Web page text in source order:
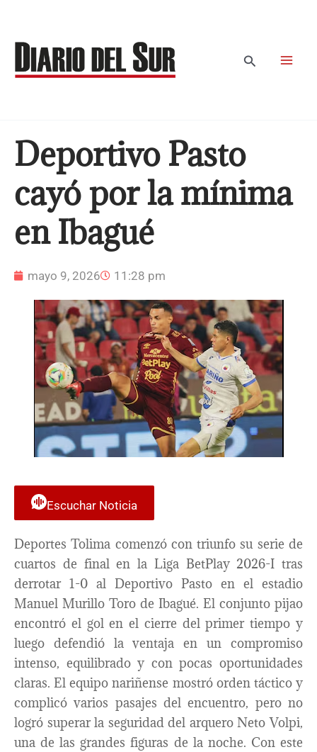
contenido
Buscar
Deportivo Pasto
cayó por la mínima
en Ibagué
mayo 9, 2026 11:28 pm
Escuchar Noticia
Deportes Tolima comenzó con triunfo su serie de
cuartos de final en la Liga BetPlay 2026-I tras
derrotar 1-0 al Deportivo Pasto en el estadio
Manuel Murillo Toro de Ibagué. El conjunto pijao
encontró el gol en el cierre del primer tiempo y
luego defendió la ventaja en un compromiso
intenso, equilibrado y con pocas oportunidades
claras. El equipo nariñense mostró orden táctico y
complicó varios pasajes del encuentro, pero no
logró superar la seguridad del arquero Neto Volpi,
una de las grandes figuras de la noche. Con este